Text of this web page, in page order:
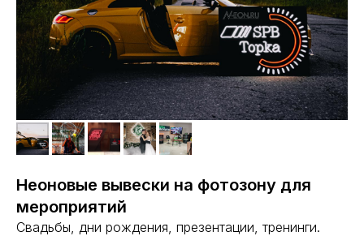
Неоновые вывески на фотозону для
мероприятий
Свадьбы, дни рождения, презентации, тренинги.